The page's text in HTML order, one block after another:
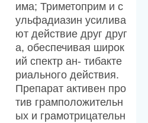
има; Триметоприм и с
ульфадиазин усилива
ют действие друг друг
а, обеспечивая широк
ий спектр ан- тибакте
риального действия.
Препарат активен про
тив грамположительн
ых и грамотрицательн